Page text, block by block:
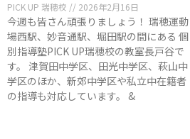
PICK UP 瑞穂校 2026年2月16日
今週も皆さん頑張りましょう！ 瑞穂運動
場西駅、妙音通駅、堀田駅の間にある 個
別指導塾PICK UP瑞穂校の教室長戸谷で
す。 津賀田中学区、田光中学区、萩山中
学区のほか、新郊中学区や私立中在籍者
の指導も対応しています。 &